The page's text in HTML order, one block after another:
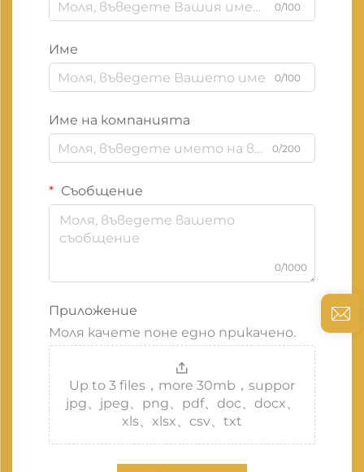
0/100
Име
0/100
Име на компанията
0/200
Съобщение
0/1000
Приложение
Моля качете поне едно прикачено.
Up to 3 files，more 30mb，suppor
jpg、jpeg、png、pdf、doc、docx、
xls、xlsx、csv、txt